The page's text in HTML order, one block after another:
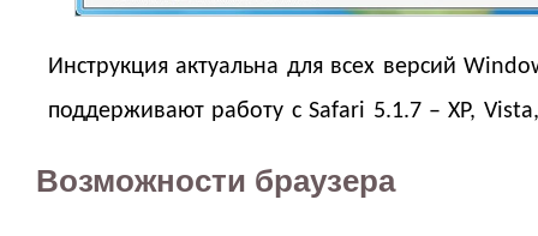
Инструкция актуальна для всех версий
поддерживают работу с Safari 5.1.7 – XP,
Возможности браузера